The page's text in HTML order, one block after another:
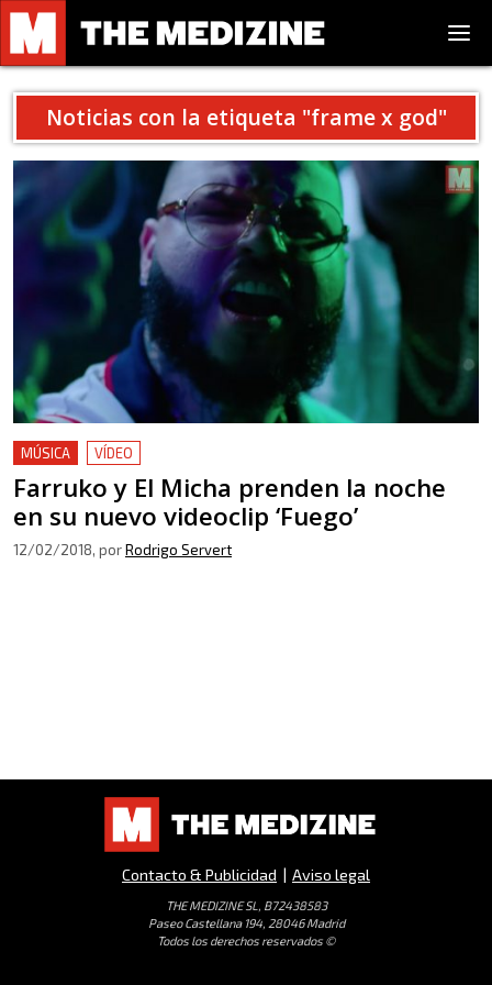
Noticias con la etiqueta "frame x god"
MÚSICA VÍDEO
Farruko y El Micha prenden la noche
en su nuevo videoclip ‘Fuego’
12/02/2018, porRodrigo Servert
Contacto & Publicidad | Aviso legal
THE MEDIZINE SL, B72438583
Paseo Castellana 194, 28046 Madrid
Todos los derechos reservados ©